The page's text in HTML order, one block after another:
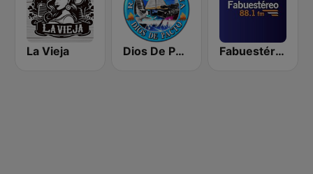
La Vieja Dios De Pacto Fabuestéreo 88.1 FM